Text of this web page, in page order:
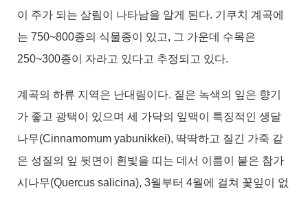
이 주가 되는 삼림이 나타남을 알게 된다. 기쿠치 계곡에
는 750~800종의 식물종이 있고, 그 가운데 수목은
250~300종이 자라고 있다고 추정되고 있다.
계곡의 하류 지역은 난대림이다. 짙은 녹색의 잎은 향기
가 좋고 광택이 있으며 세 가닥의 잎맥이 특징적인 생달
나무(Cinnamomum yabunikkei), 딱딱하고 질긴 가죽 같
은 성질의 잎 뒷면이 흰빛을 띠는 데서 이름이 붙은 참가
시나무(Quercus salicina), 3월부터 4월에 걸쳐 꽃잎이 없